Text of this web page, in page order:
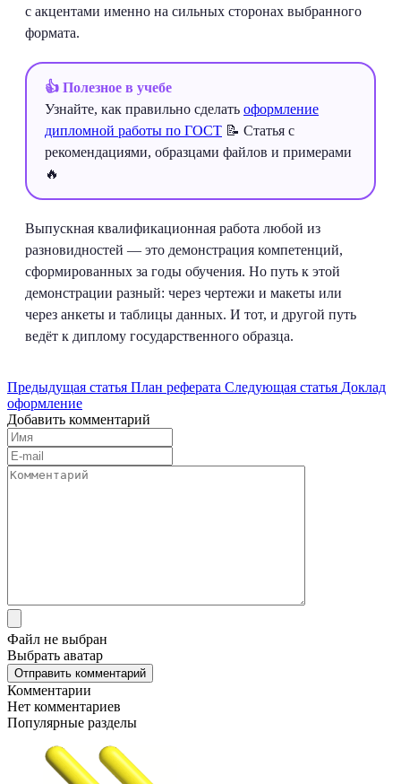
с акцентами именно на сильных сторонах выбранного
формата.
👍 Полезное в учебе
Узнайте, как правильно сделать оформление
дипломной работы по ГОСТ 📝 Статья с
рекомендациями, образцами файлов и примерами
🔥
Выпускная квалификационная работа любой из
разновидностей — это демонстрация компетенций,
сформированных за годы обучения. Но путь к этой
демонстрации разный: через чертежи и макеты или
через анкеты и таблицы данных. И тот, и другой путь
ведёт к диплому государственного образца.
Предыдущая статья План реферата Следующая статья Доклад
оформление
Добавить комментарий
Файл не выбран
Выбрать аватар
Отправить комментарий
Комментарии
Нет комментариев
Популярные разделы